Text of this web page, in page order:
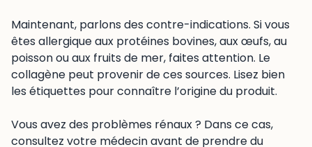
Maintenant, parlons des contre-indications. Si vous
êtes allergique aux protéines bovines, aux œufs, au
poisson ou aux fruits de mer, faites attention. Le
collagène peut provenir de ces sources. Lisez bien
les étiquettes pour connaître l’origine du produit.
Vous avez des problèmes rénaux ? Dans ce cas,
consultez votre médecin avant de prendre du